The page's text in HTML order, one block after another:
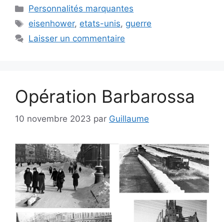
Catégories
Personnalités marquantes
Étiquettes
eisenhower, etats-unis, guerre
Laisser un commentaire
Opération Barbarossa
10 novembre 2023 par Guillaume